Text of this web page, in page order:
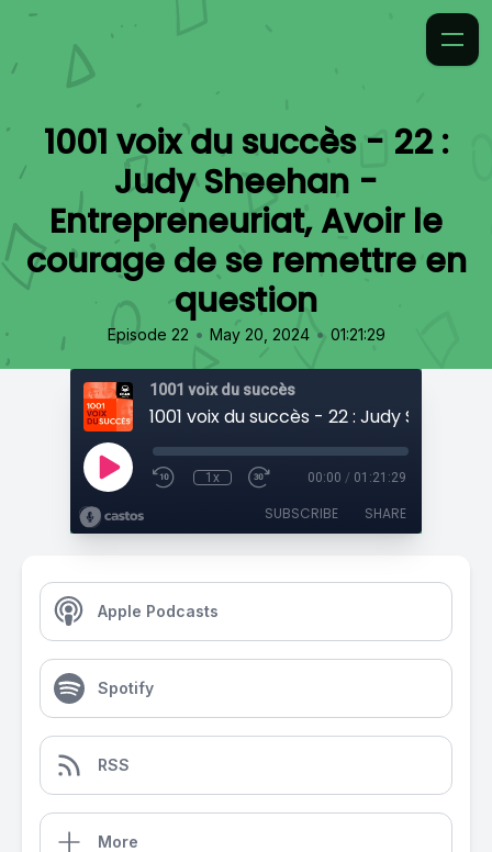
1001 voix du succès - 22 :
Judy Sheehan -
Entrepreneuriat, Avoir le
courage de se remettre en
question
Episode 22 • May 20, 2024 • 01:21:29
1001 voix du succès
1x 00:00 / 01:21:29
SUBSCRIBE SHARE
Apple Podcasts
Spotify
RSS
More